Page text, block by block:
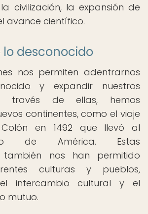
civilización, la expansión de
avance científico.
lo desconocido
nos permiten adentrarnos
y expandir nuestros
través de ellas, hemos
continentes, como el viaje
en 1492 que llevó al
de América. Estas
también nos han permitido
culturas y pueblos,
intercambio cultural y el
mutuo.